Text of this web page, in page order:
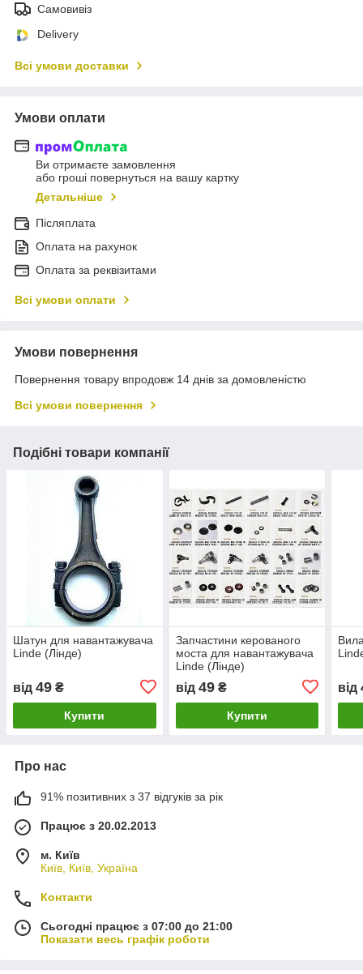
Самовивіз
Delivery
Всі умови доставки
Умови оплати
Ви отримаєте замовлення
або гроші повернуться на вашу картку
Детальніше
Післяплата
Оплата на рахунок
Оплата за реквізитами
Всі умови оплати
Умови повернення
Повернення товару впродовж 14 днів за домовленістю
Всі умови повернення
Подібні товари компанії
Шатун для навантажувача
Linde (Лінде)
від 49 ₴
Купити
Запчастини керованого
моста для навантажувача
Linde (Лінде)
від 49₴
Купити
від
Про нас
91% позитивних з 37 відгуків за рік
Працює з 20.02.2013
м. Київ
Київ, Київ, Україна
Контакти
Сьогодні працює з 07:00 до 21:00
Показати весь графік роботи